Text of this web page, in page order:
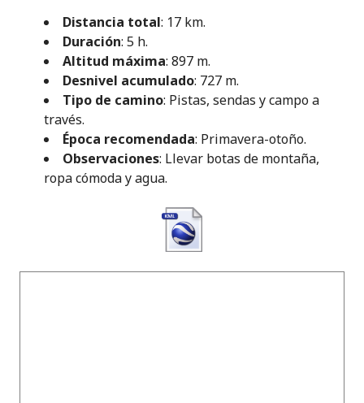
Distancia total: 17 km.
Duración: 5 h.
Altitud máxima: 897 m.
Desnivel acumulado: 727 m.
Tipo de camino: Pistas, sendas y campo a
través.
Época recomendada: Primavera-otoño.
Observaciones: Llevar botas de montaña,
ropa cómoda y agua.